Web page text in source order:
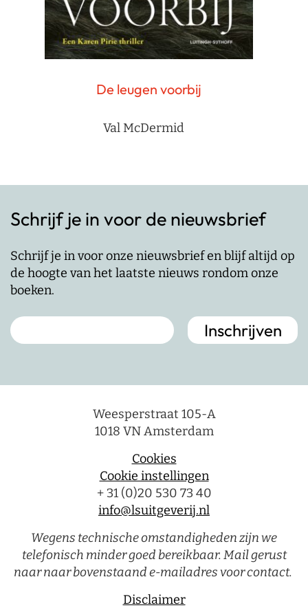
De leugen voorbij
Val McDermid
Schrijf je in voor de nieuwsbrief
Schrijf je in voor onze nieuwsbrief en blijf altijd op
de hoogte van het laatste nieuws rondom onze
boeken.
Weesperstraat 105-A
1018 VN Amsterdam
Cookies
Cookie instellingen
+ 31 (0)20 530 73 40
info@lsuitgeverij.nl
Wegens technische omstandigheden zijn we
telefonisch minder goed bereikbaar. Mail gerust
naar naar bovenstaand e-mailadres voor contact.
Disclaimer